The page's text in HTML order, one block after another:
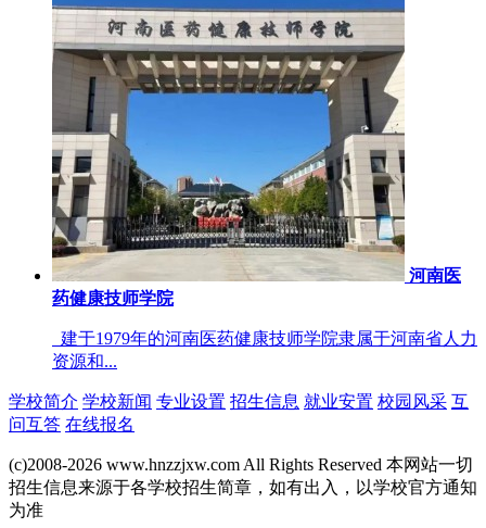
河南医
药健康技师学院
建于1979年的河南医药健康技师学院隶属于河南省人力
资源和...
学校简介 学校新闻 专业设置 招生信息 就业安置 校园风采 互
问互答 在线报名
(c)2008-2026 www.hnzzjxw.com All Rights Reserved 本网站一切
招生信息来源于各学校招生简章，如有出入，以学校官方通知
为准